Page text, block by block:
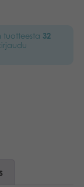
tuotteesta 32